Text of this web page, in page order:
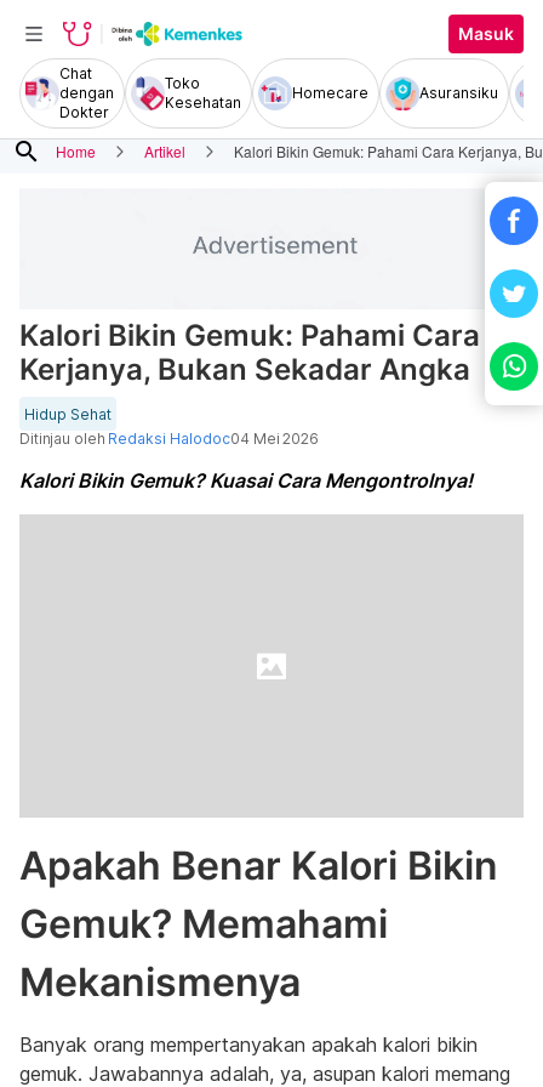
Masuk
Chat
dengan
Dokter
Toko
Kesehatan
Homecare Asuransiku
search Home Artikel Kalori Bikin Gemuk: Pahami Cara Kerjanya,
Kalori Bikin Gemuk: Pahami Cara
Kerjanya, Bukan Sekadar Angka
Hidup Sehat
Ditinjau oleh Redaksi Halodoc04 Mei 2026
Kalori Bikin Gemuk? Kuasai Cara Mengontrolnya!
Apakah Benar Kalori Bikin
Gemuk? Memahami
Mekanismenya
Banyak orang mempertanyakan apakah kalori bikin
gemuk. Jawabannya adalah, ya, asupan kalori memang